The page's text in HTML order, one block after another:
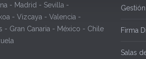
- Madrid - Sevilla -
- Vizcaya - Valencia -
- Gran Canaria - México - Chile
Firma
Salas